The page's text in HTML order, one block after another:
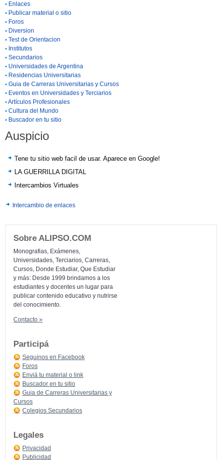
• Enlaces
• Publicar material o sitio
• Foros
• Diversion
• Test de Orientacion
• Institutos
• Secundarios
• Universidades de Argentina
• Residencias Universitarias
• Guia de Carreras Universitarias y Cursos
• Eventos en Universidades y Terciarios
•Artículos Profesionales
• Cultura del Mundo
• Buscador en tu sitio
Auspicio
Tene tu sitio web facil de usar. Aparece en Google!
LA GUERRILLA DIGITAL
Intercambios Virtuales
Intercambio de enlaces
Sobre ALIPSO.COM
Monografias, Exámenes,
Universidades, Terciarios, Carreras,
Cursos, Donde Estudiar, Que Estudiar
y más: Desde 1999 brindamos a los
estudiantes y docentes un lugar para
publicar contenido educativo y nutrirse
del conocimiento.
Contacto »
Participá
Seguinos en Facebook
Foros
Enviá tu material o link
Buscador en tu sitio
Guia de Carreras Universitarias y
Cursos
Colegios Secundarios
Legales
Privacidad
Publicidad